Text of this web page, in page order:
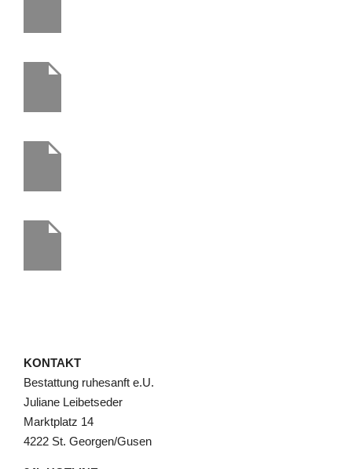
KONTAKT
Bestattung ruhesanft e.U.
Juliane Leibetseder
Marktplatz 14
4222 St. Georgen/Gusen